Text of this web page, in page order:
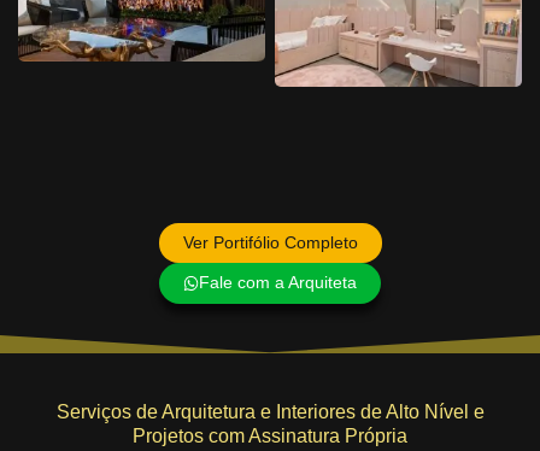
Ver Portifólio Completo
Fale com a Arquiteta
Serviços de Arquitetura e Interiores de Alto Nível e
Projetos com Assinatura Própria